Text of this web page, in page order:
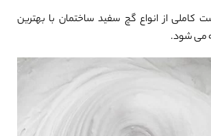
کاملی از انواع گچ سفید ساختمان با بهترین
می شود.